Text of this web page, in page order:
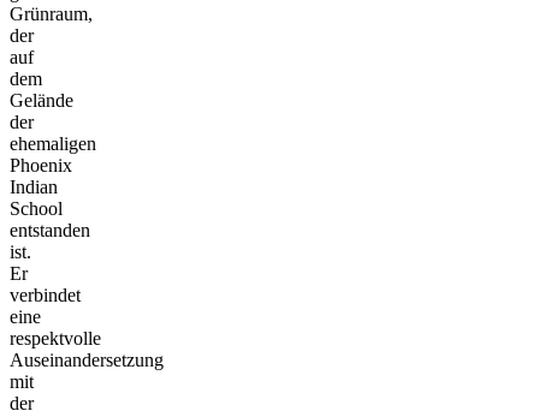
Grünraum,
der
auf
dem
Gelände
der
ehemaligen
Phoenix
Indian
School
entstanden
ist.
Er
verbindet
eine
respektvolle
Auseinandersetzung
mit
der